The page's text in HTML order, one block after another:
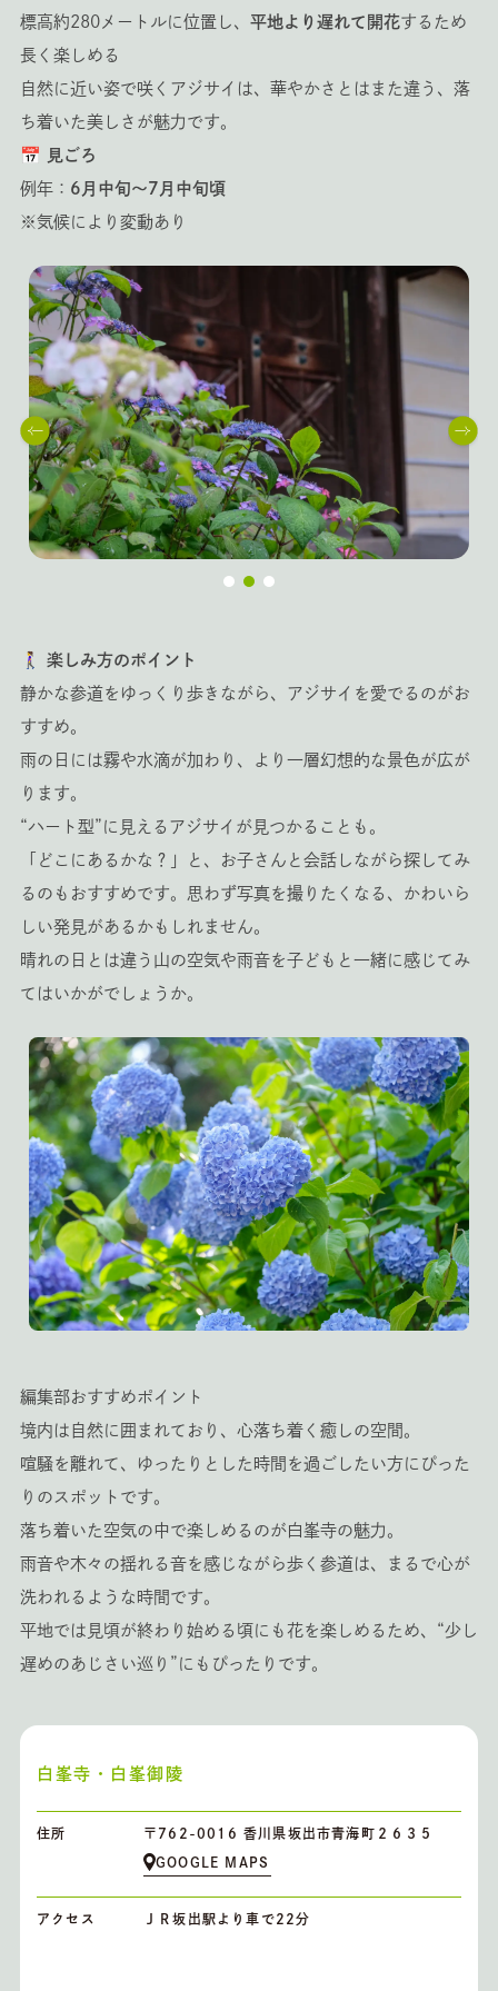
標高約280メートルに位置し、 平地より遅れて開花するため
長く楽しめる
自然に近い姿で咲くアジサイは、華やかさとはまた違う、落
ち着いた美しさが魅力です。
📅 見ごろ
例年： 6月中旬～7月中旬頃
※気候により変動あり
🚶‍
♀️ 楽しみ方のポイント
静かな参道をゆっくり歩きながら、アジサイを愛でるのがお
すすめ。
雨の日には霧や水滴が加わり、より一層幻想的な景色が広が
ります。
“ハート型”に見えるアジサイが見つかることも。
「どこにあるかな？」と、お子さんと会話しながら探してみ
るのもおすすめです。思わず写真を撮りたくなる、かわいら
しい発見があるかもしれません。
晴れの日とは違う山の空気や雨音を子どもと一緒に感じてみ
てはいかがでしょうか。
編集部おすすめポイント
境内は自然に囲まれており、心落ち着く癒しの空間。
喧騒を離れて、ゆったりとした時間を過ごしたい方にぴった
りのスポットです。
落ち着いた空気の中で楽しめるのが白峯寺の魅力。
雨音や木々の揺れる音を感じながら歩く参道は、まるで心が
洗われるような時間です。
平地では見頃が終わり始める頃にも花を楽しめるため、“少し
遅めのあじさい巡り”にもぴったりです。
白峯寺・白峯御陵
住所 〒762-0016 香川県坂出市青海町２６３５
GOOGLE MAPS
アクセス ＪＲ坂出駅より車で22分